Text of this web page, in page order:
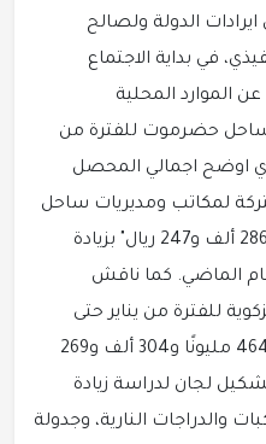
الدولة ولصالح
في بداية الاجتماع
الموارد المحلية
ساحل حضرموت للفترة من
أغسطس 2022م، الذي اوضح اجمالي المحصل
لمكاتب ومديريات ساحل
حضرموت "مليار و659 مليون و286 ألف و247 ريال" بزيادة
للعام الماضي. كما ناقش
للفترة من يناير حتى
أغسطس 2022م، التي بلغت "464 مليونًا و304 ألف و269
لجان لدراسة زيادة
والدراجات النارية، وجدولة